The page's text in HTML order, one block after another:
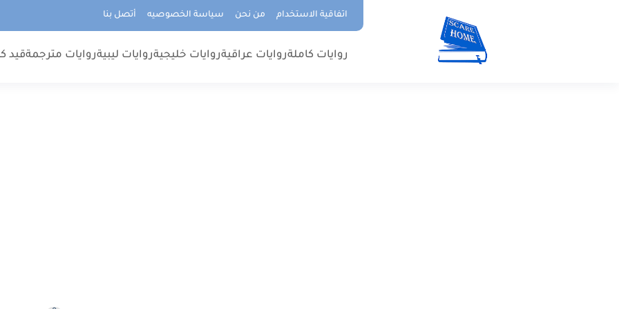
اتفاقية الاستخدام من نحن سياسة الخصوصيه أتصل بنا
روايات كاملةروايات عراقيةروايات خليجيةروايات ليبيةروايات مترجمةقيد